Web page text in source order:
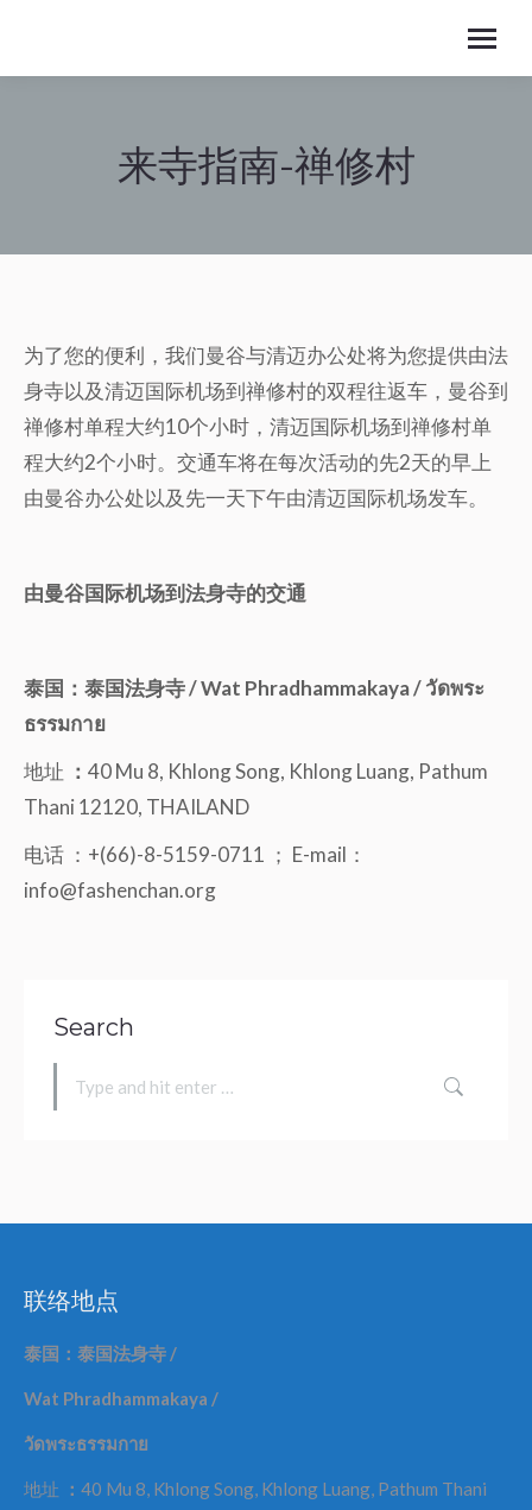
来寺指南-禅修村
为了您的便利，我们曼谷与清迈办公处将为您提供由法
身寺以及清迈国际机场到禅修村的双程往返车，曼谷到
禅修村单程大约10个小时，清迈国际机场到禅修村单
程大约2个小时。交通车将在每次活动的先2天的早上
由曼谷办公处以及先一天下午由清迈国际机场发车。
由曼谷国际机场到法身寺的交通
泰国：泰国法身寺 / Wat Phradhammakaya / วัดพระ
ธรรมกาย
地址 ： 40 Mu 8, Khlong Song, Khlong Luang, Pathum
Thani 12120, THAILAND
电话 ：+(66)-8-5159-0711 ； E-mail：
info@fashenchan.org
Search
Search:
联络地点
泰国：泰国法身寺 /
Wat Phradhammakaya /
วัดพระธรรมกาย
地址 ： 40 Mu 8, Khlong Song, Khlong Luang, Pathum Thani